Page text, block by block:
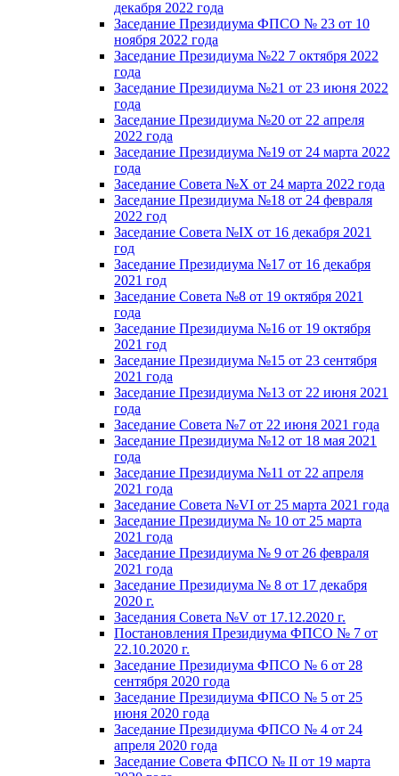
декабря 2022 года
Заседание Президиума ФПСО № 23 от 10
ноября 2022 года
Заседание Президиума №22 7 октября 2022
года
Заседание Президиума №21 от 23 июня 2022
года
Заседание Президиума №20 от 22 апреля
2022 года
Заседание Президиума №19 от 24 марта 2022
года
Заседание Совета №X от 24 марта 2022 года
Заседание Президиума №18 от 24 февраля
2022 год
Заседание Совета №IX от 16 декабря 2021
год
Заседание Президиума №17 от 16 декабря
2021 год
Заседание Совета №8 от 19 октября 2021
года
Заседание Президиума №16 от 19 октября
2021 год
Заседание Президиума №15 от 23 сентября
2021 года
Заседание Президиума №13 от 22 июня 2021
года
Заседание Совета №7 от 22 июня 2021 года
Заседание Президиума №12 от 18 мая 2021
года
Заседание Президиума №11 от 22 апреля
2021 года
Заседание Совета №VI от 25 марта 2021 года
Заседание Президиума № 10 от 25 марта
2021 года
Заседание Президиума № 9 от 26 февраля
2021 года
Заседание Президиума № 8 от 17 декабря
2020 г.
Заседания Совета №V от 17.12.2020 г.
Постановления Президиума ФПСО № 7 от
22.10.2020 г.
Заседание Президиума ФПСО № 6 от 28
сентября 2020 года
Заседание Президиума ФПСО № 5 от 25
июня 2020 года
Заседание Президиума ФПСО № 4 от 24
апреля 2020 года
Заседание Совета ФПСО № II от 19 марта